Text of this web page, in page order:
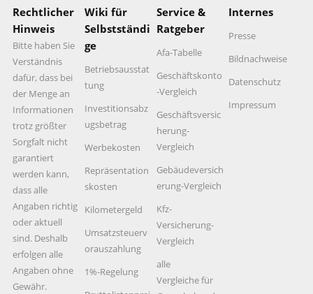
Rechtlicher
Hinweis
Bitte haben Sie
Verständnis
dafür, dass bei
der Menge an
Informationen
trotz größter
Sorgfalt nicht
garantiert
werden kann,
dass alle
Angaben richtig
oder aktuell
sind. Deshalb
erfolgen alle
Angaben ohne
Gewähr.
Wiki für
Selbstständi
ge
Betriebsausstat
tung
Investitionsabz
ugsbetrag
Werbekosten
Repräsentation
skosten
Kilometergeld
Umsatzsteuerv
orauszahlung
1%-Regelung
Service &
Ratgeber
Afa-Tabelle
Geschäftskonto
-Vergleich
Geschäftsversic
herung-
Vergleich
Gebäudeversich
erung-Vergleich
Kfz-
Versicherung-
Vergleich
alle
Vergleiche für
Internes
Presse
Bildnachweise
Datenschutz
Impressum